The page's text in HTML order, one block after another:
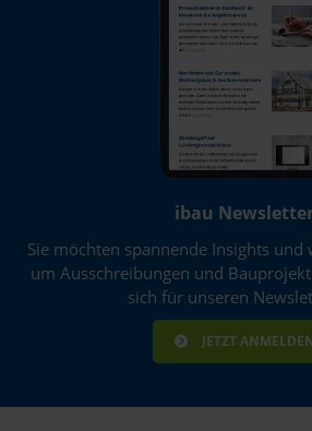
Rotenburg (Wümme)
Rüsselsheim am Main
Saarbrücken
ibau
Sie möchten spannende Insights
um Ausschreibungen und
sich für unseren
JETZT